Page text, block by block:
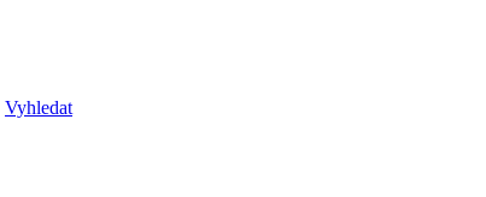
Vyhledat